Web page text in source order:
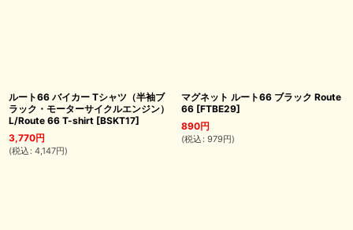
ルート66 バイカー Tシャツ（半袖ブ
ラック・モーターサイクルエンジン）
L/Route 66 T-shirt [BSKT17]
3,770円
(税込 : 4,147円)
マグネット ルート66 ブラック Route
66 [FTBE29]
890円
(税込 : 979円)